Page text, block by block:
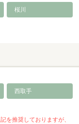
桜川
西取手
を推奨しておりますが、